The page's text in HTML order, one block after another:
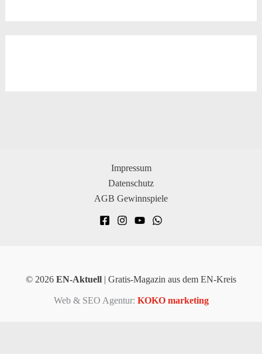
Impressum
Datenschutz
AGB Gewinnspiele
© 2026 EN-Aktuell | Gratis-Magazin aus dem EN-Kreis
Web & SEO Agentur: KOKO marketing